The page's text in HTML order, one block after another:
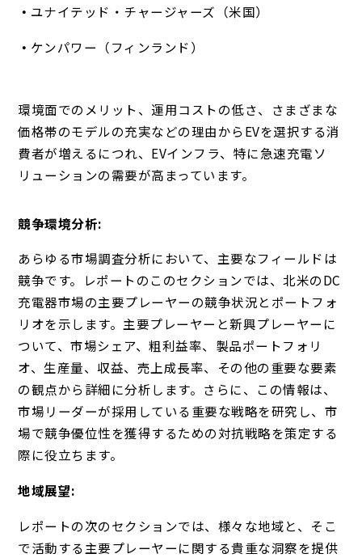
ユナイテッド・チャージャーズ（米国）
ケンパワー（フィンランド）
環境面でのメリット、運用コストの低さ、さまざまな
価格帯のモデルの充実などの理由からEVを選択する消
費者が増えるにつれ、EVインフラ、特に急速充電ソ
リューションの需要が高まっています。
競争環境分析:
あらゆる市場調査分析において、主要なフィールドは
競争です。レポートのこのセクションでは、北米のDC
充電器市場の主要プレーヤーの競争状況とポートフォ
リオを示します。主要プレーヤーと新興プレーヤーに
ついて、市場シェア、粗利益率、製品ポートフォリ
オ、生産量、収益、売上成長率、その他の重要な要素
の観点から詳細に分析します。さらに、この情報は、
市場リーダーが採用している重要な戦略を研究し、市
場で競争優位性を獲得するための対抗戦略を策定する
際に役立ちます。
地域展望:
レポートの次のセクションでは、様々な地域と、そこ
で活動する主要プレーヤーに関する貴重な洞察を提供